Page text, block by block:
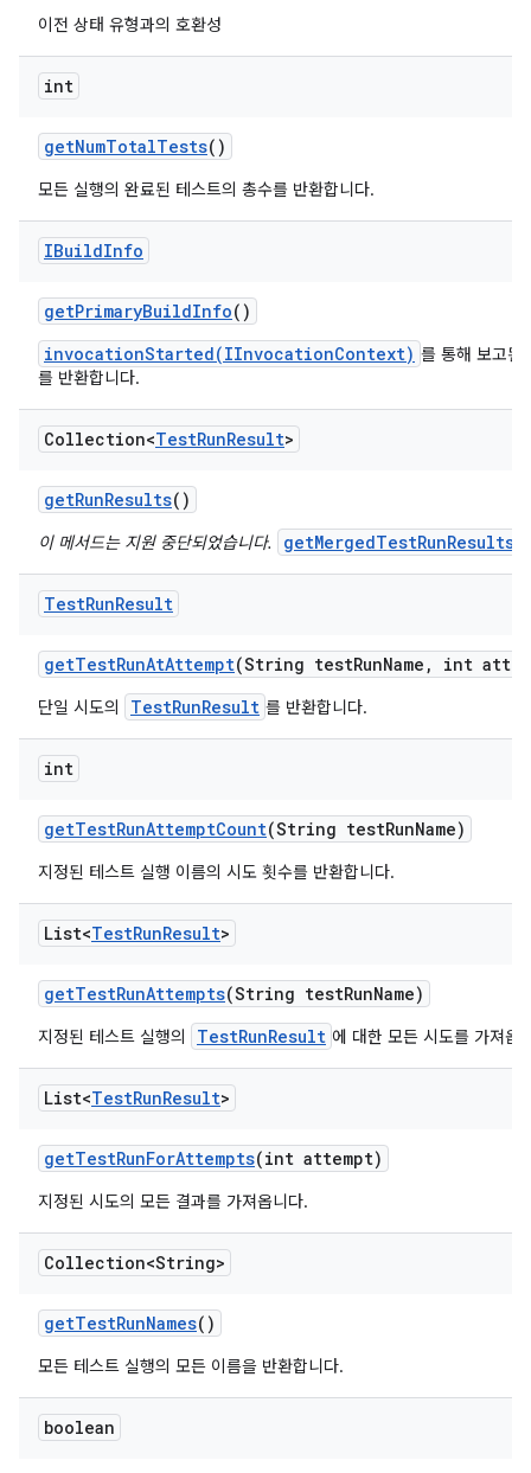
이전 상태 유형과의 호환성
int
getNumTotalTests()
모든 실행의 완료된 테스트의 총수를 반환합니다.
IBuildInfo
getPrimaryBuildInfo()
invocationStarted(IInvocationContext) 를 통해 보고된
를 반환합니다.
Collection<TestRunResult>
getRunResults()
이 메서드는 지원 중단되었습니다.
TestRunResult
getTestRunAtAttempt(String testRunName , int
단일 시도의 TestRunResult 를 반환합니다.
int
getTestRunAttemptCount(String testRunName)
지정된 테스트 실행 이름의 시도 횟수를 반환합니다.
List<TestRunResult>
getTestRunAttempts(String testRunName)
지정된 테스트 실행의 TestRunResult 에 대한 모든 시도를 가져옵
List<TestRunResult>
getTestRunForAttempts(int attempt)
지정된 시도의 모든 결과를 가져옵니다.
Collection<String>
getTestRunNames()
모든 테스트 실행의 모든 이름을 반환합니다.
boolean